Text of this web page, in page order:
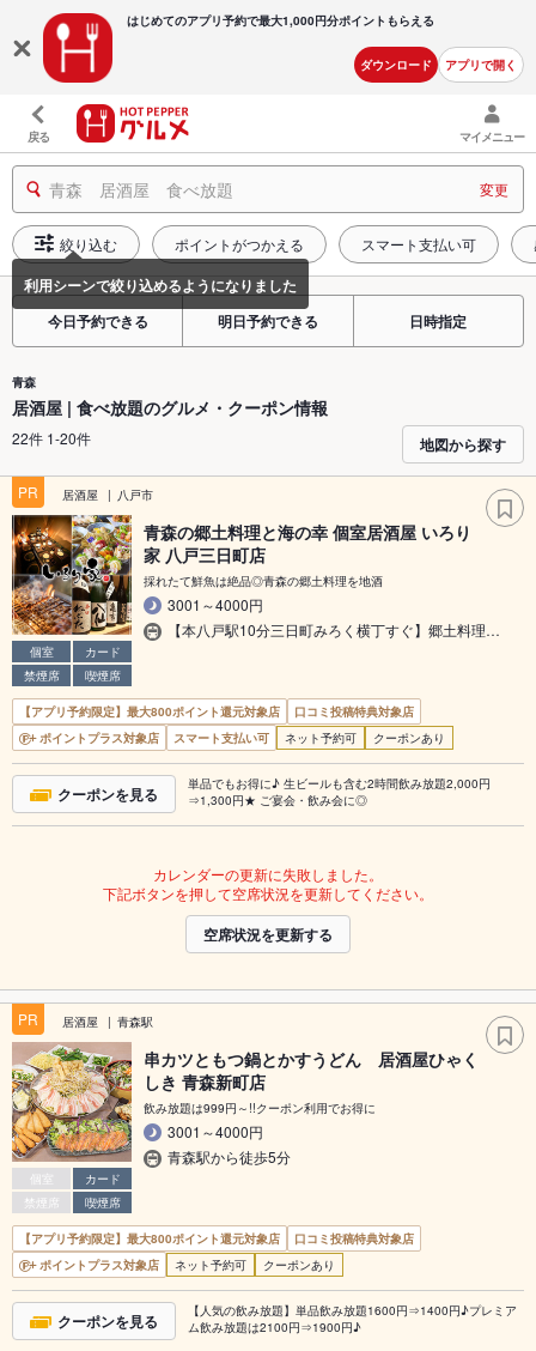
はじめてのアプリ予約で最大1,000円分ポイントもらえる
ダウンロード アプリで開く
戻る マイメニュー
青森 居酒屋 食べ放題 変更
絞り込む ポイントがつかえる スマート支払い可
今日予約できる 明日予約できる 日時指定
青森
居酒屋 | 食べ放題のグルメ・クーポン情報
22件 1-20件 地図から探す
PR 居酒屋 八戸市
個室
カード
禁煙席
喫煙席
青森の郷土料理と海の幸 個室居酒屋 いろり
家 八戸三日町店
採れたて鮮魚は絶品◎青森の郷土料理を地酒
3001～4000円
【本八戸駅10分三日町みろく横丁すぐ】郷土料理…
【アプリ予約限定】最大800ポイント還元対象店
口コミ投稿特典対象店
ポイントプラス対象店
スマート支払い可 ネット予約可 クーポンあり
クーポンを見る
単品でもお得に♪ 生ビールも含む2時間飲み放題2,000円
⇒1,300円★ ご宴会・飲み会に◎
カレンダーの更新に失敗しました。
下記ボタンを押して空席状況を更新してください。
空席状況を更新する
PR 居酒屋 青森駅
個室
カード
禁煙席
喫煙席
串カツともつ鍋とかすうどん 居酒屋ひゃく
しき 青森新町店
飲み放題は999円～!!クーポン利用でお得に
3001～4000円
青森駅から徒歩5分
【アプリ予約限定】最大800ポイント還元対象店
口コミ投稿特典対象店
ポイントプラス対象店
ネット予約可 クーポンあり
クーポンを見る
【人気の飲み放題】単品飲み放題1600円⇒1400円♪プレミア
ム飲み放題は2100円⇒1900円♪